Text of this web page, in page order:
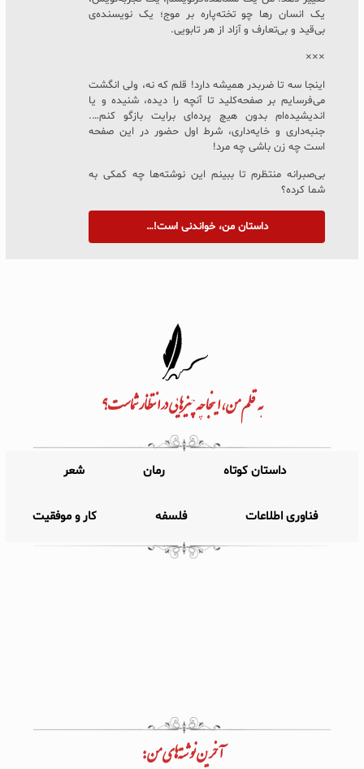
یک انسان رها چو تخته‌پاره بر موج؛ یک نویسنده‌ی
بی‌قید و بی‌تعارف و آزاد از هر تابویی.
×××
اینجا سه تا ضربدر همیشه دارد! قلم که نه، ولی انگشت
می‌فرسایم بر صفحه‌کلید تا آنچه را دیده، شنیده و یا
اندیشیده‌ام بدون هیچ پرده‌ای برایت بازگو کنم….
جنبه‌داری و خایه‌داری، شرط اول حضور در این صفحه
است چه زن باشی چه مرد!
بی‌صبرانه منتظرم تا ببینم این نوشته‌ها چه کمکی به
شما کرده؟
داستان من، خواندنی است!…
به قلم من، اینجا چه چیزهایی در انتظار شماست؟
داستان کوتاه رمان شعر
فناوری اطلاعات فلسفه کار و موفقیت
آخرین نوشته‌های من: